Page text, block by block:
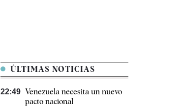
ÚLTIMAS NOTICIAS
22:49 Venezuela necesita un nuevo
pacto nacional